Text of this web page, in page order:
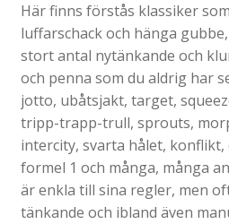
Här finns förstås klassiker
luffarschack och hänga
stort antal nytänkande och
och penna som du aldrig har
jotto, ubåtsjakt, target,
tripp-trapp-trull, sprouts,
intercity, svarta hålet,
formel 1 och många, många
är enkla till sina regler, men
tänkande och ibland även